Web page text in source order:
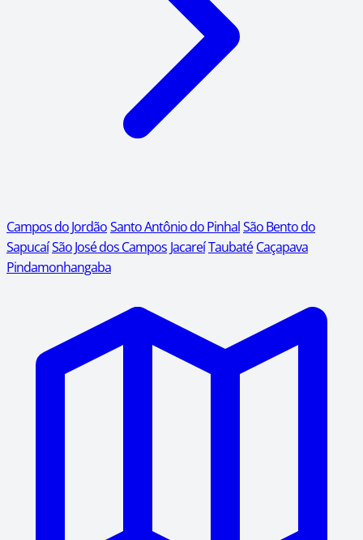
Campos do JordãoSanto Antônio do PinhalSão Bento do
SapucaíSão José dos Campos JacareíTaubaté Caçapava
Pindamonhangaba